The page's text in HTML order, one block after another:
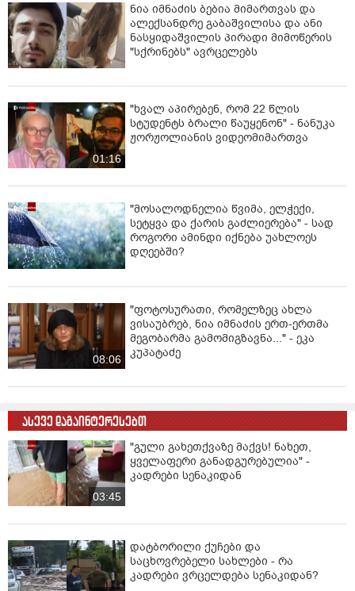
ნია იმნაძის ბებია მიმართვას და
ალექსანდრე გაბაშვილისა და ანი
ნასყიდაშვილის პირადი მიმოწერის
"სქრინებს" ავრცელებს
01:16
"ხვალ აპირებენ, რომ 22 წლის
სტუდენტს ბრალი წაუყენონ" - ნანუკა
ჟორჟოლიანის ვიდეომიმართვა
"მოსალოდნელია წვიმა, ელჭექი,
სეტყვა და ქარის გაძლიერება" - სად
როგორი ამინდი იქნება უახლოეს
დღეებში?
08:06
"ფოტოსურათი, რომელზეც ახლა
ვისაუბრებ, ნია იმნაძის ერთ-ერთმა
მეგობარმა გამომიგზავნა..." - ეკა
კუპატაძე
ასევე დაგაინტერესებთ
03:45
"გული გახეთქვაზე მაქვს! ნახეთ,
ყველაფერი განადგურებულია" -
კადრები სენაკიდან
დატბორილი ქუჩები და
საცხოვრებელი სახლები - რა
კადრები ვრცელდება სენაკიდან?